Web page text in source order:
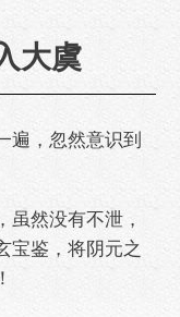
大虞
，忽然意识到
然没有不泄，
宝鉴，将阴元之